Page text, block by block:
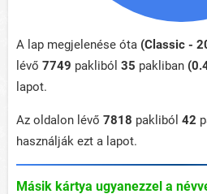
A lap megjelenése óta (Classic -
lévő 7749 pakliból 35 pakliban
lapot.
Az oldalon lévő 7818 pakliból 42
használják ezt a lapot.
Másik kártya ugyanezzel a